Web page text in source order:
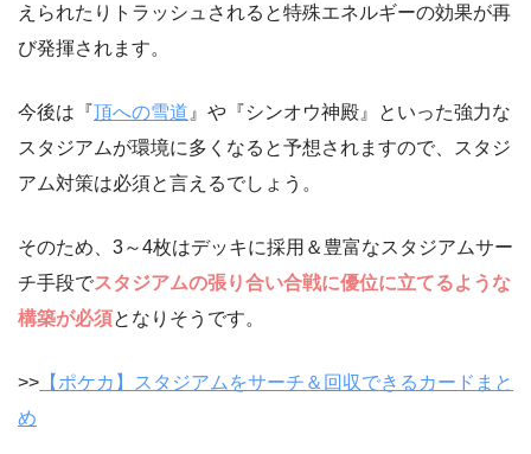
えられたりトラッシュされると特殊エネルギーの効果が再
び発揮されます。
今後は『頂への雪道 』や『シンオウ神殿』といった強力な
スタジアムが環境に多くなると予想されますので、スタジ
アム対策は必須と言えるでしょう。
そのため、3～4枚はデッキに採用＆豊富なスタジアムサー
チ手段でスタジアムの張り合い合戦に優位に立てるような
構築が必須となりそうです。
>> 【ポケカ】スタジアムをサーチ＆回収できるカードまと
め